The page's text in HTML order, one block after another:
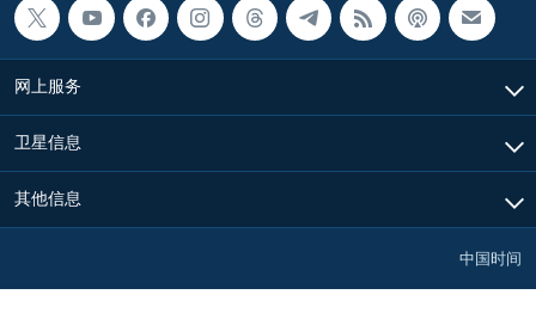
网上服务
卫星信息
其他信息
中国时间